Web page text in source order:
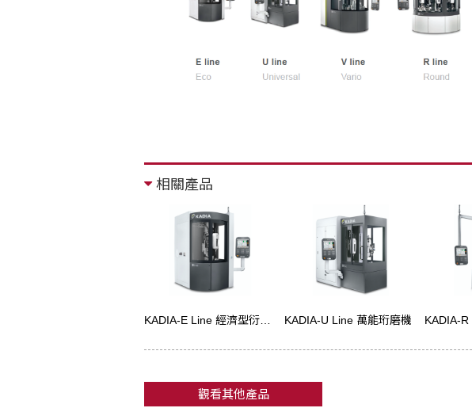
相關產品
KADIA-U Line 萬能珩磨機
觀看其他產品